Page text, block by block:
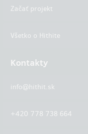
Začať projekt
Všetko o Hithite
Kontakty
info@hithit.sk
+420 778 738 664